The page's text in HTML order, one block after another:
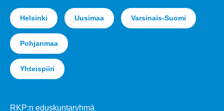
Helsinki Uusimaa Varsinais-Suomi
Pohjanmaa
Yhteispiiri
RKP:n eduskuntaryhmä